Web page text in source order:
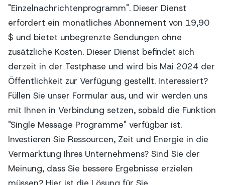
"Einzelnachrichtenprogramm". Dieser Dienst
erfordert ein monatliches Abonnement von 19,90
$ und bietet unbegrenzte Sendungen ohne
zusätzliche Kosten. Dieser Dienst befindet sich
derzeit in der Testphase und wird bis Mai 2024 der
Öffentlichkeit zur Verfügung gestellt. Interessiert?
Füllen Sie unser Formular aus, und wir werden uns
mit Ihnen in Verbindung setzen, sobald die Funktion
"Single Message Programme" verfügbar ist.
Investieren Sie Ressourcen, Zeit und Energie in die
Vermarktung Ihres Unternehmens? Sind Sie der
Meinung, dass Sie bessere Ergebnisse erzielen